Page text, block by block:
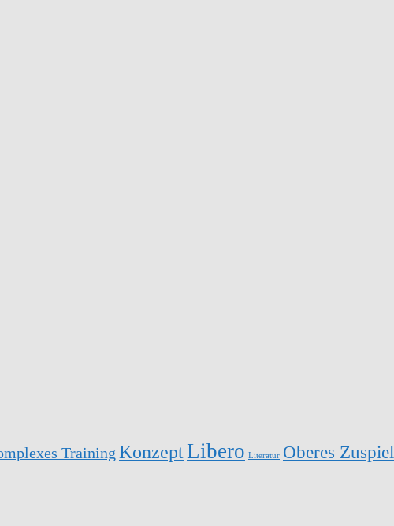
Training KonzeptLibero Literatur Oberes Zuspiel